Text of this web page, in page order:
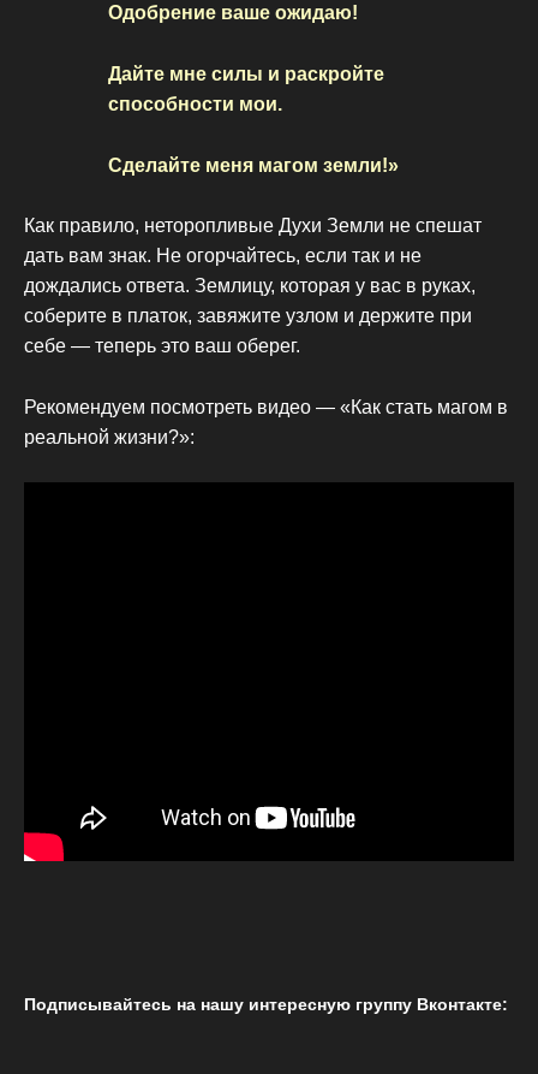
Одобрение ваше ожидаю!
Дайте мне силы и раскройте
способности мои.
Сделайте меня магом земли!»
Как правило, неторопливые Духи Земли не спешат
дать вам знак. Не огорчайтесь, если так и не
дождались ответа. Землицу, которая у вас в руках,
соберите в платок, завяжите узлом и держите при
себе — теперь это ваш оберег.
Рекомендуем посмотреть видео — «Как стать магом в
реальной жизни?»:
Подписывайтесь на нашу интересную группу Вконтакте: